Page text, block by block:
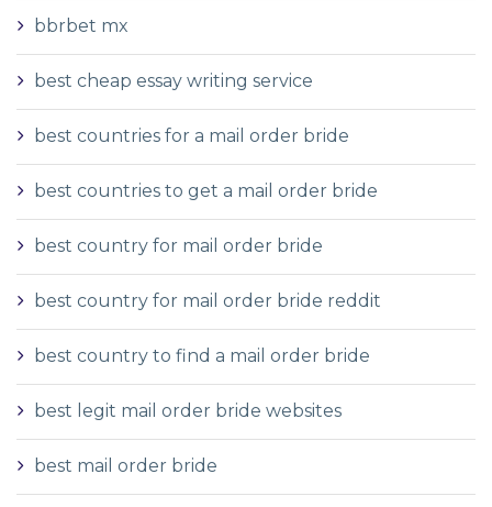
bbrbet mx
best cheap essay writing service
best countries for a mail order bride
best countries to get a mail order bride
best country for mail order bride
best country for mail order bride reddit
best country to find a mail order bride
best legit mail order bride websites
best mail order bride